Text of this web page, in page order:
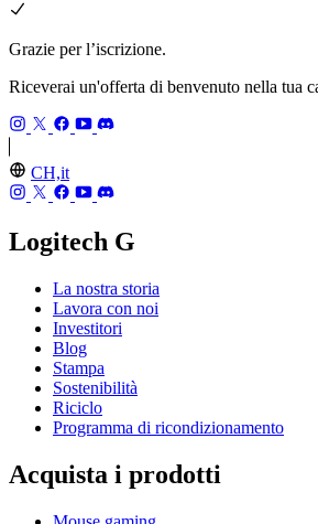
Grazie per l’iscrizione.
Riceverai un'offerta di benvenuto nella tua
CH,it
Logitech G
La nostra storia
Lavora con noi
Investitori
Blog
Stampa
Sostenibilità
Riciclo
Programma di ricondizionamento
Acquista i prodotti